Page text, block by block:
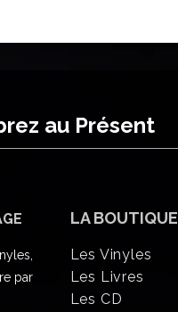
au Présent
par
LA BOUTIQUE
Les Vinyles
Les Livres
Les CD